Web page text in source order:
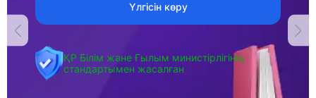
Үлгісін көру
ҚР Білім және Ғылым министірлігінің
стандартымен жасалған